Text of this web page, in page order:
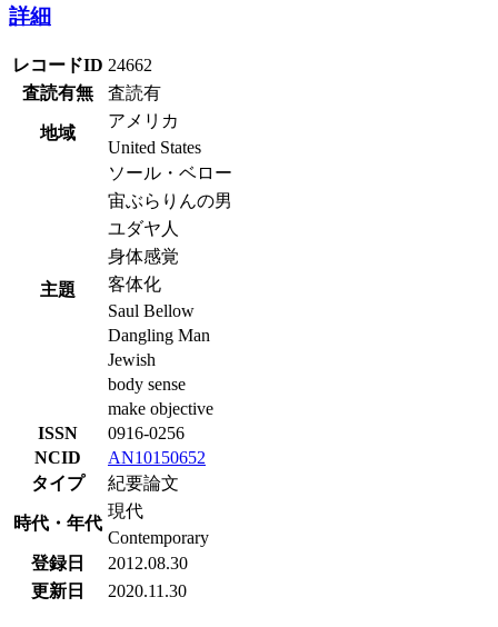
詳細
レコードID 24662
査読有無
査読有
地域
アメリカ
United States
主題
ソール・ベロー
宙ぶらりんの男
ユダヤ人
身体感覚
客体化
Saul Bellow
Dangling Man
Jewish
body sense
make objective
ISSN
0916-0256
NCID
AN10150652
タイプ
紀要論文
時代・年代
現代
Contemporary
登録日
2012.08.30
更新日
2020.11.30